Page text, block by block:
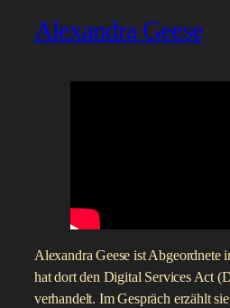
Alexandra Geese
Alexandra Geese ist Abgeordnete
hat dort den Digital Services Act
verhandelt. Im Gespräch erzählt